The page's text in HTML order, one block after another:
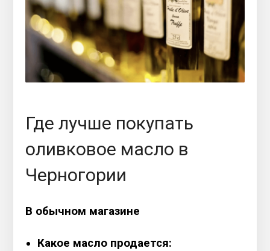
Где лучше покупать
оливковое масло в
Черногории
В обычном магазине
Какое масло продается: